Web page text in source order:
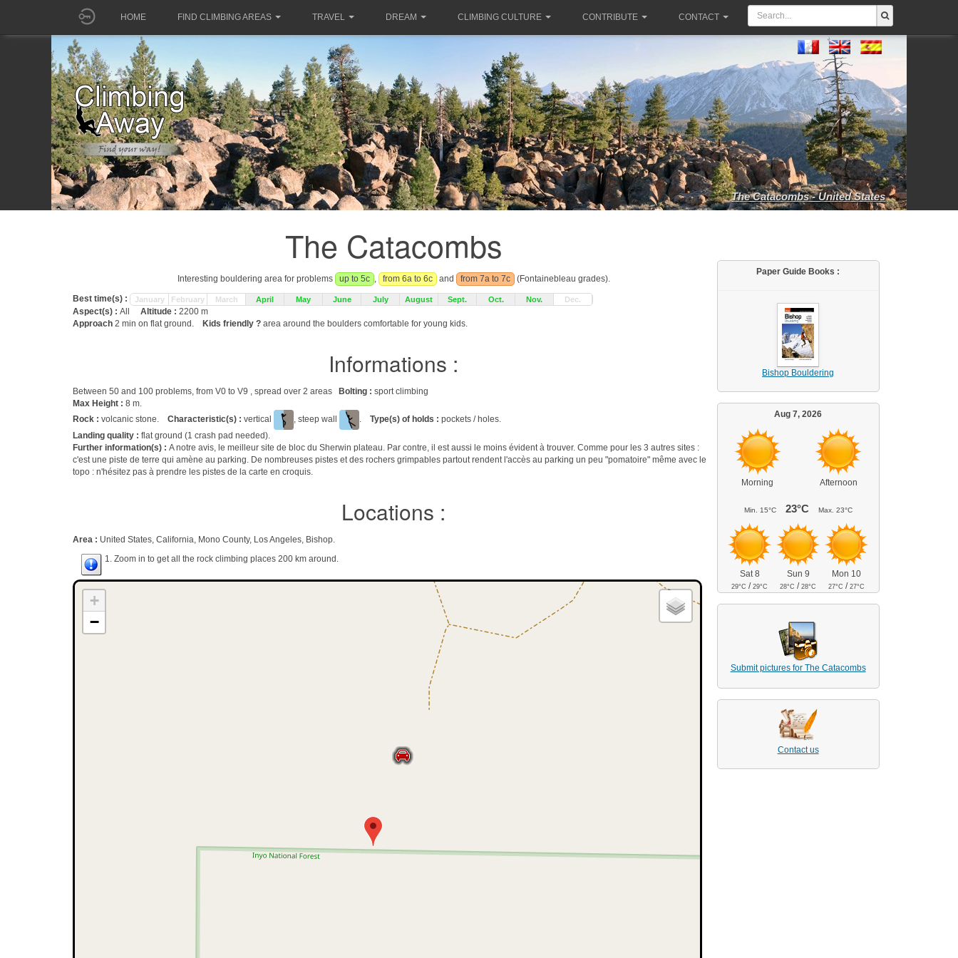
HOME FIND CLIMBING AREAS TRAVEL DREAM CLIMBING CULTURE CONTRIBUTE CONTACT
The Catacombs - United States
The Catacombs
Interesting bouldering area for problems up to 5c , from 6a to 6c and from 7a to 7c (Fontainebleau grades).
Best time(s) : January February March April May June July August Sept. Oct. Nov. Dec.
Aspect(s) : All Altitude : 2200 m
Approach 2 min on flat ground. Kids friendly ? area around the boulders comfortable for young kids.
Informations :
Between 50 and 100 problems, from V0 to V9 , spread over 2 areas Bolting : sport climbing
Max Height : 8 m.
Rock : volcanic stone. Characteristic(s) : vertical , steep wall . Type(s) of holds : pockets / holes.
Landing quality : flat ground (1 crash pad needed).
Further information(s) : A notre avis, le meilleur site de bloc du Sherwin plateau. Par contre, il est aussi le moins évident à trouver. Comme pour les 3 autres sites :
c'est une piste de terre qui amène au parking. De nombreuses pistes et des rochers grimpables partout rendent l'accès au parking un peu "pomatoire" même avec le
topo : n'hésitez pas à prendre les pistes de la carte en croquis.
Locations :
Area : United States, California, Mono County, Los Angeles, Bishop.
1. Zoom in to get all the rock climbing places 200 km around.
+
−
Paper Guide Books :
Bishop Bouldering
Aug 7, 2026
Morning Afternoon
Min. 15°C 23°C Max. 23°C
Sat 8
29°C /29°C
Sun 9
28°C /28°C
Mon 10
27°C /27°C
Submit pictures for The Catacombs
Contact us